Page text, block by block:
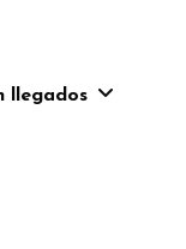
llegados